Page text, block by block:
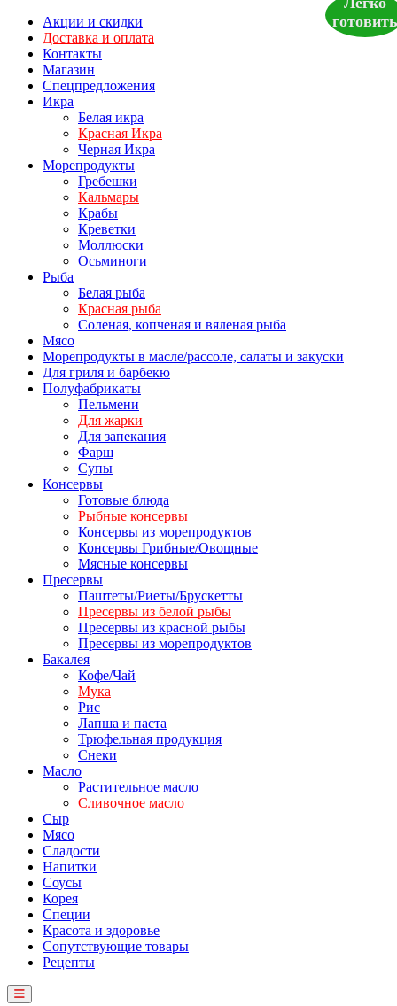
Акции и скидки
Доставка и оплата
Контакты
Магазин
Спецпредложения
Икра
Белая икра
Красная Икра
Черная Икра
Морепродукты
Гребешки
Кальмары
Крабы
Креветки
Моллюски
Осьминоги
Рыба
Белая рыба
Красная рыба
Соленая, копченая и вяленая рыба
Мясо
Морепродукты в масле/рассоле, салаты и закуски
Для гриля и барбекю
Полуфабрикаты
Пельмени
Для жарки
Для запекания
Фарш
Супы
Консервы
Готовые блюда
Рыбные консервы
Консервы из морепродуктов
Консервы Грибные/Овощные
Мясные консервы
Пресервы
Паштеты/Риеты/Брускетты
Пресервы из белой рыбы
Пресервы из красной рыбы
Пресервы из морепродуктов
Бакалея
Кофе/Чай
Мука
Рис
Лапша и паста
Трюфельная продукция
Снеки
Масло
Растительное масло
Сливочное масло
Сыр
Мясо
Сладости
Напитки
Соусы
Корея
Специи
Красота и здоровье
Сопутствующие товары
Рецепты
готовить